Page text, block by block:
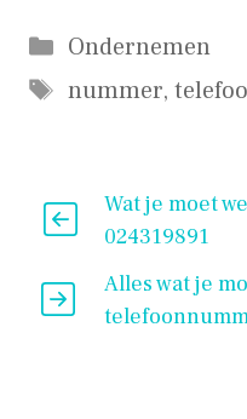
Categorieën
Ondernemen
Tags
nummer,
Wat je moet
024319891
Alles wat je